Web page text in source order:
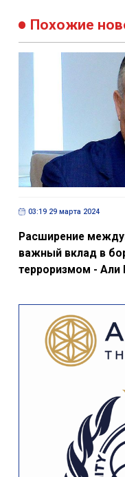
Похожие
03:19 29 марта 2024
Расширение
важный вклад в
терроризмом - Али